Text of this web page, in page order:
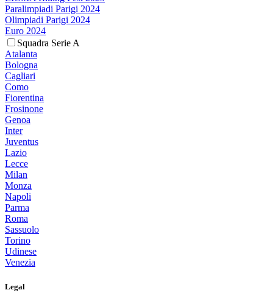
Paralimpiadi Parigi 2024
Olimpiadi Parigi 2024
Euro 2024
Squadra Serie A
Atalanta
Bologna
Cagliari
Como
Fiorentina
Frosinone
Genoa
Inter
Juventus
Lazio
Lecce
Milan
Monza
Napoli
Parma
Roma
Sassuolo
Torino
Udinese
Venezia
Legal